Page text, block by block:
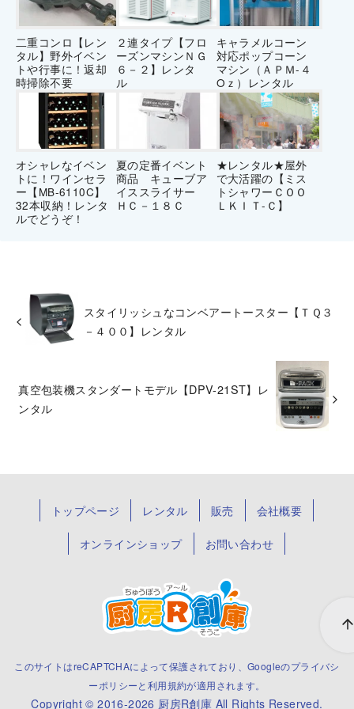
二重コンロ【レン
タル】野外イベン
トや行事に！返却
時掃除不要
２連タイプ【フロ
ーズンマシンＮＧ
６－２】レンタ
ル
キャラメルコーン
対応ポップコーン
マシン（ＡＰＭ-４
Oｚ）レンタル
オシャレなイベン
トに！ワインセラ
ー【MB-6110C】
32本収納！レンタ
ルでどうぞ！
夏の定番イベント
商品 キューブア
イススライサー
ＨＣ－１８Ｃ
★レンタル★屋外
で大活躍の【ミス
トシャワーＣＯＯ
ＬＫＩＴ‐Ｃ】
スタイリッシュなコンベアートースター【ＴＱ３
－４００】レンタル
真空包装機スタンダートモデル【DPV-21ST】レ
ンタル
トップページ レンタル 販売 会社概要
オンラインショップ お問い合わせ
このサイトはreCAPTCHAによって保護されており、Googleのプライバシ
ーポリシーと 利用規約が適用されます。
Copyright © 2016-2026 厨房R創庫 All Rights Reserved.